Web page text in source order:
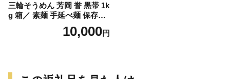
三輪そうめん 芳岡 誉 黒帯 1k
g 箱／ 素麺 手延べ麺 保存食
温かい 鍋の締め 化粧箱 お取
り寄せ ギフト 奈良県 宇陀市
10,000円